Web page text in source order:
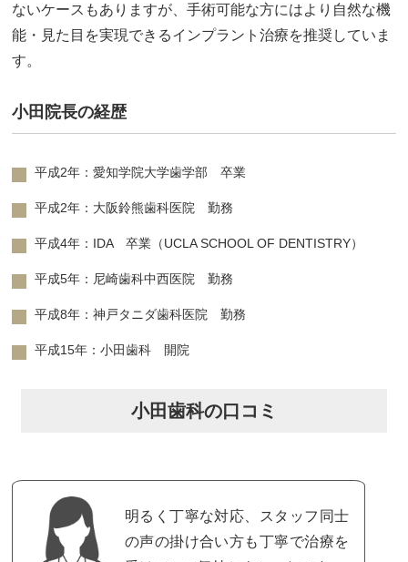
ないケースもありますが、手術可能な方にはより自然な機
能・見た目を実現できるインプラント治療を推奨していま
す。
小田院長の経歴
平成2年：愛知学院大学歯学部 卒業
平成2年：大阪鈴熊歯科医院 勤務
平成4年：IDA 卒業（UCLA SCHOOL OF DENTISTRY）
平成5年：尼崎歯科中西医院 勤務
平成8年：神戸タニダ歯科医院 勤務
平成15年：小田歯科 開院
小田歯科の口コミ
明るく丁寧な対応、スタッフ同士
の声の掛け合い方も丁寧で治療を